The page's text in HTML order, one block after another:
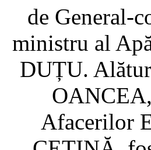
de General-
ministru al
DUȚU.
Afacerilor